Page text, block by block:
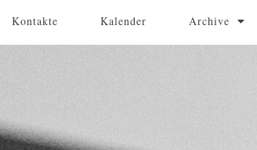
Kontakte Kalender Archive